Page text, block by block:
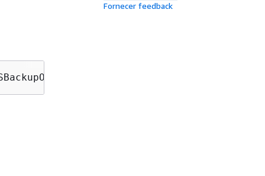
Fornecer feedback